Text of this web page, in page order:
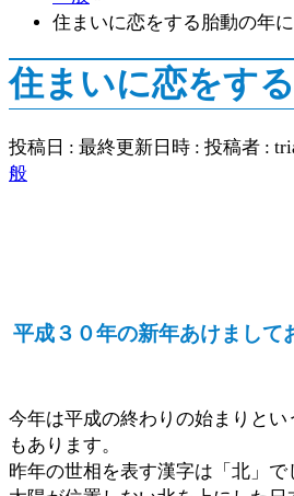
住まいに恋をする胎動の年
住まいに恋をす
投稿日 : 最終更新日時 : 投稿者 :
般
平成３０年の新年あけまして
今年は平成の終わりの始まりと
もあります。
昨年の世相を表す漢字は「北」で